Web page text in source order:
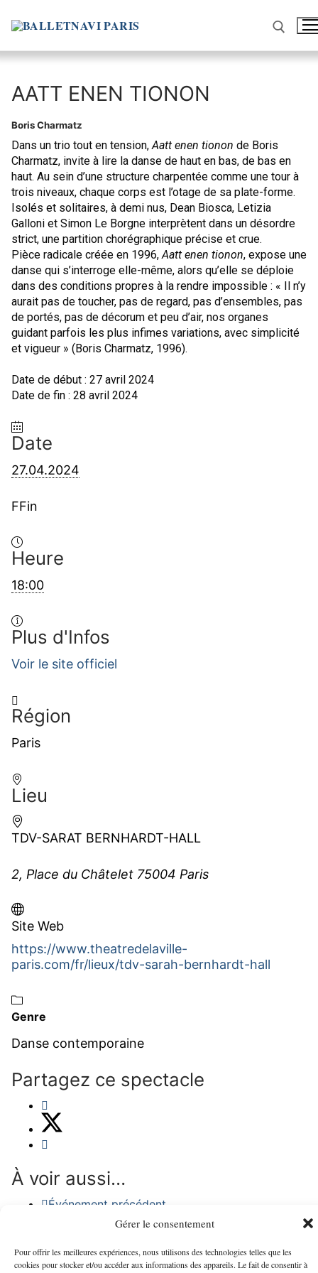
Gérer le consentement
Pour offrir les meilleures expériences, nous utilisons des technologies telles que les
cookies pour stocker et/ou accéder aux informations des appareils. Le fait de consentir à
Rechercher :
AATT ENEN TIONON
Boris Charmatz
Dans un trio tout en tension, Aatt enen tionon de Boris
Charmatz, invite à lire la danse de haut en bas, de bas en
haut. Au sein d’une structure charpentée comme une tour à
trois niveaux, chaque corps est l’otage de sa plate-forme.
Isolés et solitaires, à demi nus, Dean Biosca, Letizia
Galloni et Simon Le Borgne interprètent dans un désordre
strict, une partition chorégraphique précise et crue.
Pièce radicale créée en 1996, Aatt enen tionon, expose une
danse qui s’interroge elle-même, alors qu’elle se déploie
dans des conditions propres à la rendre impossible : « Il n’y
aurait pas de toucher, pas de regard, pas d’ensembles, pas
de portés, pas de décorum et peu d’air, nos organes
guidant parfois les plus infimes variations, avec simplicité
et vigueur » (Boris Charmatz, 1996).
Date de début : 27 avril 2024
Date de fin : 28 avril 2024
Date
27.04.2024
FFin
Heure
18:00
Plus d'Infos
Voir le site officiel
Région
Paris
Lieu
TDV-SARAT BERNHARDT-HALL
2, Place du Châtelet 75004 Paris
Site Web
https://www.theatredelaville-
paris.com/fr/lieux/tdv-sarah-bernhardt-hall
Genre
Danse contemporaine
Partagez ce spectacle
À voir aussi…
Événement précédent
Prochain événement